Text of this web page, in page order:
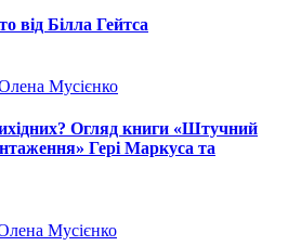
від Білла Гейтса
Мусієнко
Огляд книги «Штучний
Гері Маркуса та
Мусієнко